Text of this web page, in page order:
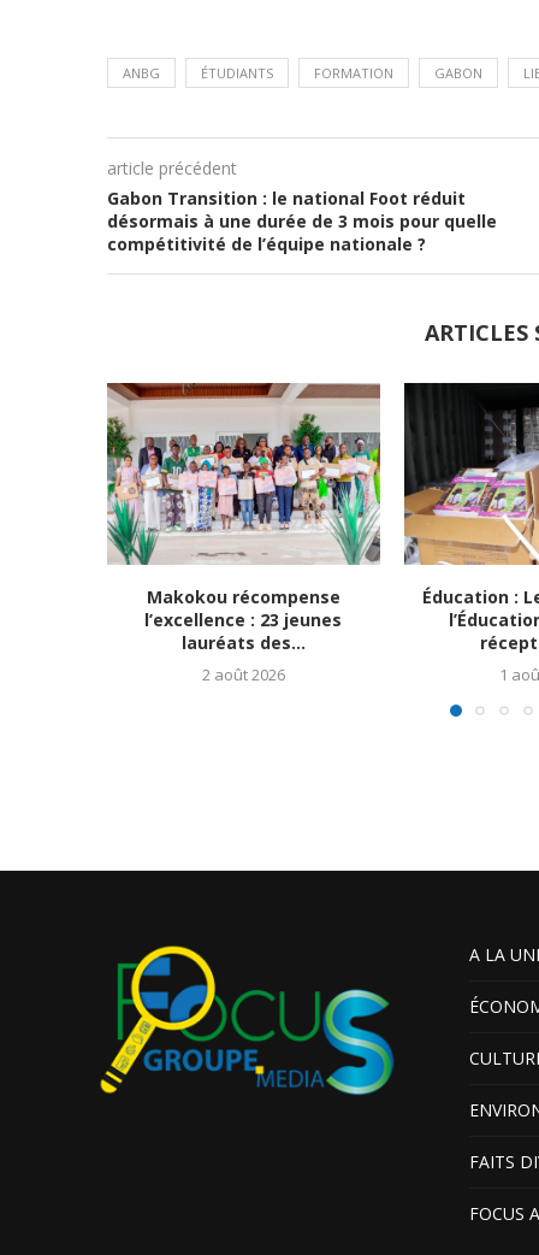
ANBG ÉTUDIANTS FORMATION GABON
article précédent
Gabon Transition : le national Foot réduit
désormais à une durée de 3 mois pour quelle
compétitivité de l’équipe nationale ?
ARTICLES
Makokou récompense
l’excellence : 23 jeunes
lauréats des...
2 août 2026
Éducation :
1
A LA
FAITS
FOCUS